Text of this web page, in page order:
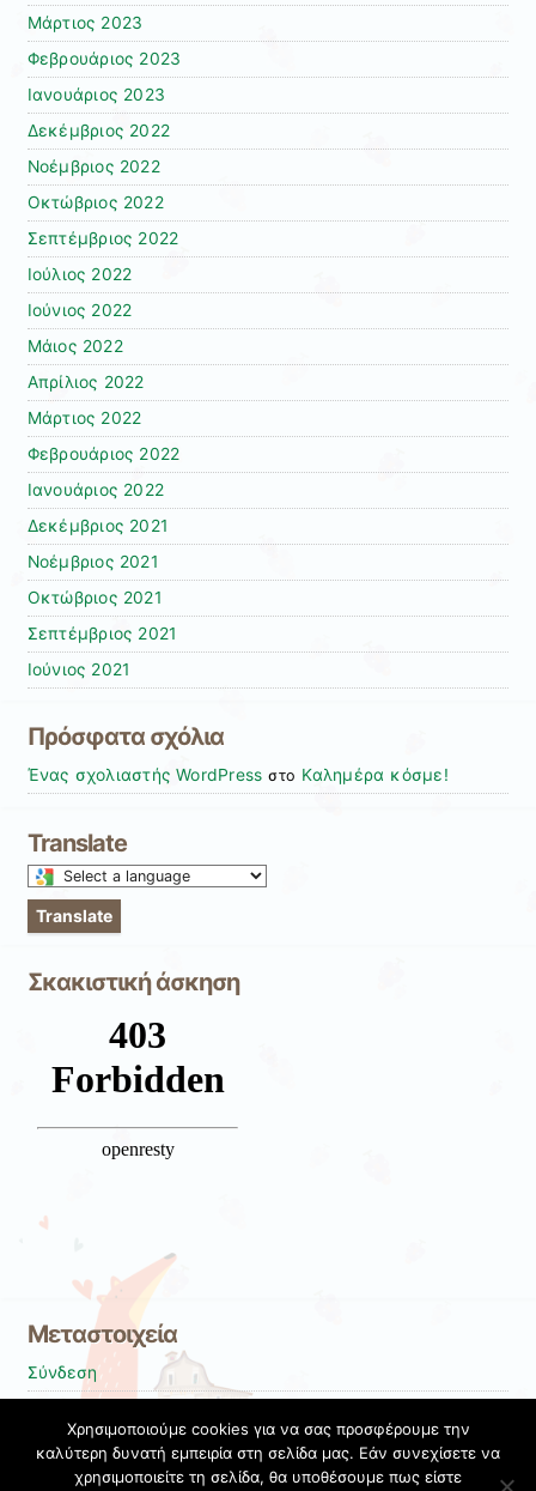
Μάρτιος 2023
Φεβρουάριος 2023
Ιανουάριος 2023
Δεκέμβριος 2022
Νοέμβριος 2022
Οκτώβριος 2022
Σεπτέμβριος 2022
Ιούλιος 2022
Ιούνιος 2022
Μάιος 2022
Απρίλιος 2022
Μάρτιος 2022
Φεβρουάριος 2022
Ιανουάριος 2022
Δεκέμβριος 2021
Νοέμβριος 2021
Οκτώβριος 2021
Σεπτέμβριος 2021
Ιούνιος 2021
Πρόσφατα σχόλια
Ένας σχολιαστής WordPress στο Καλημέρα κόσμε!
Translate
Select
a
language
translate
Translate
Σκακιστική άσκηση
Μεταστοιχεία
Σύνδεση
CommentsRSS
Εκπαιδευτικές Κοινότητες & Ιστολόγια ΠΣΔ
Χρησιμοποιούμε cookies για να σας προσφέρουμε την
καλύτερη δυνατή εμπειρία στη σελίδα μας. Εάν συνεχίσετε να
χρησιμοποιείτε τη σελίδα, θα υποθέσουμε πως είστε